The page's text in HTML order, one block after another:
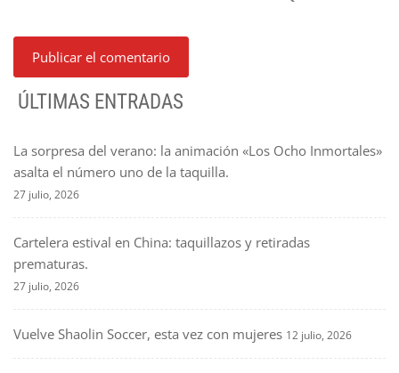
ÚLTIMAS ENTRADAS
La sorpresa del verano: la animación «Los Ocho Inmortales»
asalta el número uno de la taquilla.
27 julio, 2026
Cartelera estival en China: taquillazos y retiradas
prematuras.
27 julio, 2026
Vuelve Shaolin Soccer, esta vez con mujeres 12 julio, 2026